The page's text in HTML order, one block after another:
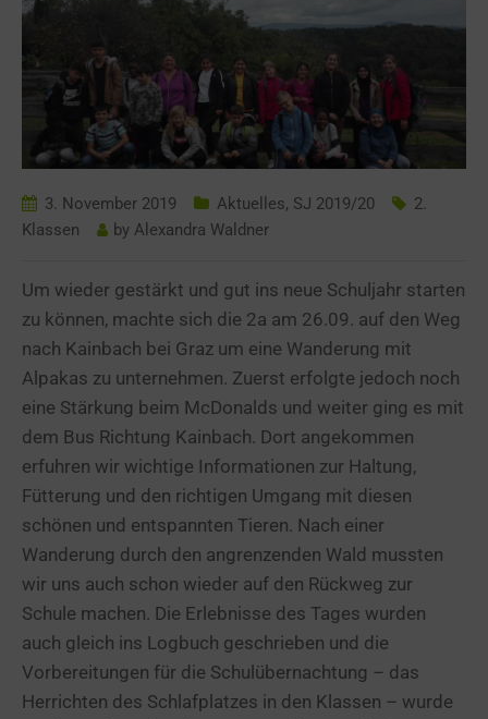
3. November 2019 Aktuelles, SJ 2019/20
2.
Klassen
by Alexandra Waldner
Um wieder gestärkt und gut ins neue Schuljahr starten
zu können, machte sich die 2a am 26.09. auf den Weg
nach Kainbach bei Graz um eine Wanderung mit
Alpakas zu unternehmen. Zuerst erfolgte jedoch noch
eine Stärkung beim McDonalds und weiter ging es mit
dem Bus Richtung Kainbach. Dort angekommen
erfuhren wir wichtige Informationen zur Haltung,
Fütterung und den richtigen Umgang mit diesen
schönen und entspannten Tieren. Nach einer
Wanderung durch den angrenzenden Wald mussten
wir uns auch schon wieder auf den Rückweg zur
Schule machen. Die Erlebnisse des Tages wurden
auch gleich ins Logbuch geschrieben und die
Vorbereitungen für die Schulübernachtung – das
Herrichten des Schlafplatzes in den Klassen – wurde